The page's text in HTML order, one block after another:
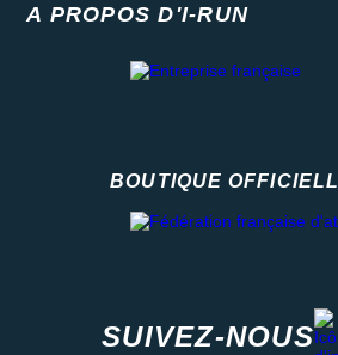
A PROPOS D'I-RUN
BOUTIQUE
SUIVEZ-NOUS